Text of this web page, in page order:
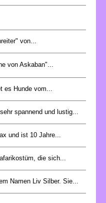
von...
von Askaban"...
es Hunde vom...
spannend und lustig...
und ist 10 Jahre...
die sich...
Namen Liv Silber. Sie...